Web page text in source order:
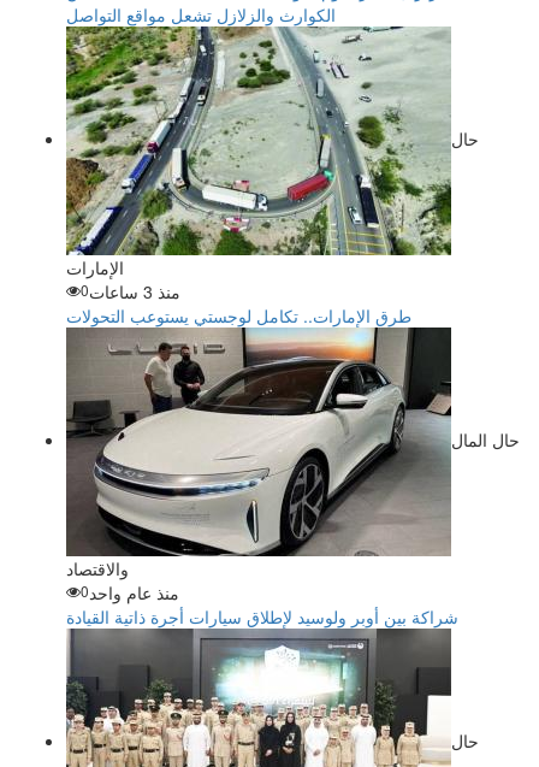
الكوارث والزلازل تشعل مواقع التواصل
حال
الإمارات
منذ 3 ساعات
0
طرق الإمارات.. تكامل لوجستي يستوعب التحولات
حال المال
والاقتصاد
منذ عام واحد0
شراكة بين أوبر ولوسيد لإطلاق سيارات أجرة ذاتية القيادة
حال